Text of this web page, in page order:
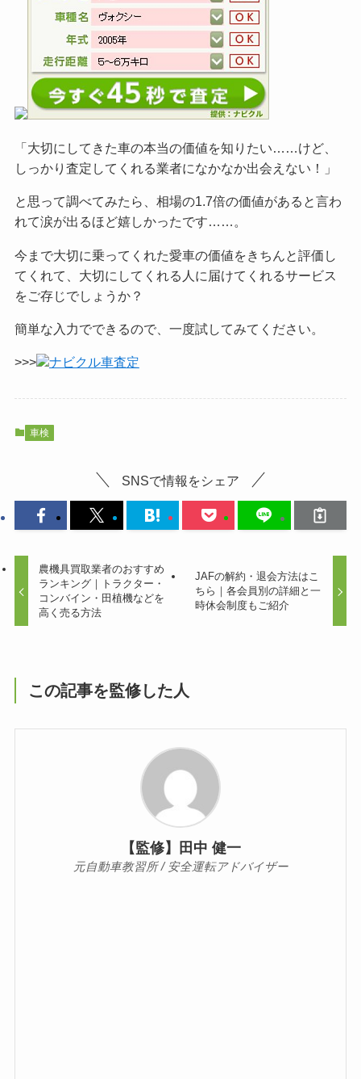
「大切にしてきた車の本当の価値を知りたい……けど、
しっかり査定してくれる業者になかなか出会えない！」
と思って調べてみたら、相場の1.7倍の価値があると言わ
れて涙が出るほど嬉しかったです……。
今まで大切に乗ってくれた愛車の価値をきちんと評価し
てくれて、大切にしてくれる人に届けてくれるサービス
をご存じでしょうか？
簡単な入力でできるので、一度試してみてください。
>>> ナビクル車査定
車検
SNSで情報をシェア
農機具買取業者のおすすめ
ランキング｜トラクター・
コンバイン・田植機などを
高く売る方法
JAFの解約・退会方法はこ
ちら｜各会員別の詳細と一
時休会制度もご紹介
この記事を監修した人
【監修】田中 健一
元自動車教習所 / 安全運転アドバイザー